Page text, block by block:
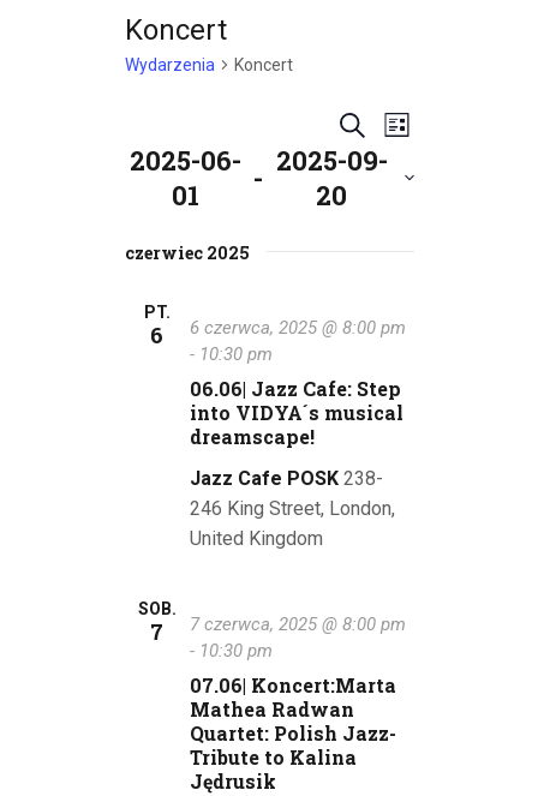
Koncert
Wydarzenia Koncert
W
y
r
e
i
a
w
i
g
S
z
u
a
W
z
n
o
i
n
L
i
a
2025-06-
01
- 2025-09-
20
y
czerwiec 2025
PT.
6
06.06| Jazz Cafe: Step
into VIDYA´s musical
dreamscape!
6 czerwca, 2025 @ 8:00 pm
- 10:30 pm
Jazz Cafe POSK 238-
246 King Street, London,
United Kingdom
SOB.
7
07.06| Koncert:Marta
Mathea Radwan
Quartet: Polish Jazz-
Tribute to Kalina
Jędrusik
7 czerwca, 2025 @ 8:00 pm
- 10:30 pm